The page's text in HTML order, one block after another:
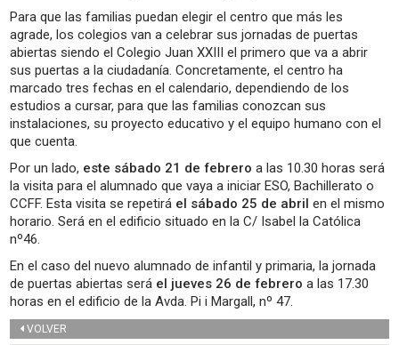
Para que las familias puedan elegir el centro que más les
agrade, los colegios van a celebrar sus jornadas de puertas
abiertas siendo el Colegio Juan XXIII el primero que va a abrir
sus puertas a la ciudadanía. Concretamente, el centro ha
marcado tres fechas en el calendario, dependiendo de los
estudios a cursar, para que las familias conozcan sus
instalaciones, su proyecto educativo y el equipo humano con el
que cuenta.
Por un lado, este sábado 21 de febrero a las 10.30 horas será
la visita para el alumnado que vaya a iniciar ESO, Bachillerato o
CCFF. Esta visita se repetirá el sábado 25 de abril en el mismo
horario. Será en el edificio situado en la C/ Isabel la Católica
nº46.
En el caso del nuevo alumnado de infantil y primaria, la jornada
de puertas abiertas será el jueves 26 de febrero a las 17.30
horas en el edificio de la Avda. Pi i Margall, nº 47.
VOLVER